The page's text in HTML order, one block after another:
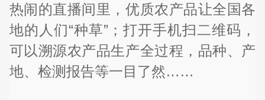
热闹的直播间里，优质农产品让全国各
地的人们“种草”；打开手机扫二维码，
可以溯源农产品生产全过程，品种、产
地、检测报告等一目了然……